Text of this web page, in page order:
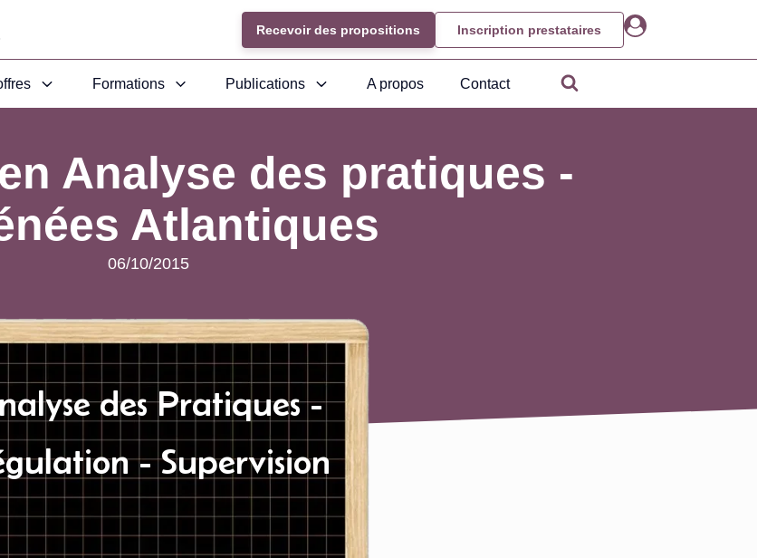
Recevoir des propositions Inscription prestataires
Formations Publications A propos Contact
Analyse des pratiques -
Atlantiques
06/10/2015
des Pratiques -
- Supervision